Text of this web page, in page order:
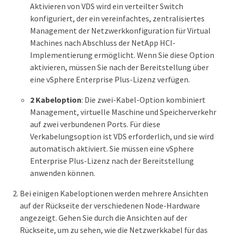
Aktivieren von VDS wird ein verteilter Switch
konfiguriert, der ein vereinfachtes, zentralisiertes
Management der Netzwerkkonfiguration für Virtual
Machines nach Abschluss der NetApp HCI-
Implementierung ermöglicht. Wenn Sie diese Option
aktivieren, müssen Sie nach der Bereitstellung über
eine vSphere Enterprise Plus-Lizenz verfügen.
2 Kabeloption: Die zwei-Kabel-Option kombiniert
Management, virtuelle Maschine und Speicherverkehr
auf zwei verbundenen Ports. Für diese
Verkabelungsoption ist VDS erforderlich, und sie wird
automatisch aktiviert. Sie müssen eine vSphere
Enterprise Plus-Lizenz nach der Bereitstellung
anwenden können.
Bei einigen Kabeloptionen werden mehrere Ansichten
auf der Rückseite der verschiedenen Node-Hardware
angezeigt. Gehen Sie durch die Ansichten auf der
Rückseite, um zu sehen, wie die Netzwerkkabel für das